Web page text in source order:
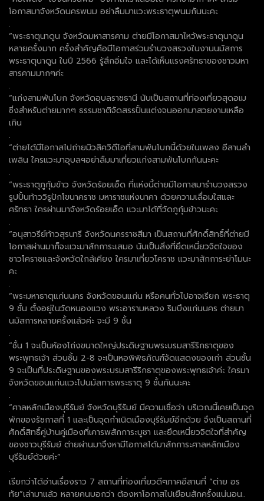
โอกาสมาจังหวัดนครพนม อย่าลืมมาแวะพระธาตุพนมกันนะคะ
.
“พระธาตุนาดูน จังหวัดมหาสารคาม ต่ายมีโอกาสมาไหว้พระธาตุนาดูน
หลายครั้งมาก ครั้งสำคัญคือมีโอกาสร่วมรำบวงสรวงในงานนมัสการ
พระธาตุนาดูน ในปี 2566 รู้สึกอิ่มใจ และได้เห็นแรงศรัทธาของชาวมหา
สารคามมากๆค่ะ
.
“แก่งสามพันโบก จังหวัดอุบลราชธานี นับเป็นสถานที่ท่องเที่ยวสุดอเม
ซิ่งสำหรับต่ายมากๆ ธรรมชาติจัดสรรปั้นแต่งจนออกมาสวยงามเหลือ
เกิน
.
“ต่ายได้มีโอกาสไปถ่ายมิวสิควิดีโอที่สามพันโบกนี้ด้วยในเพลง อีสานลำ
เพลิน ใครแวะมาอุบลฯอย่าลืมมาเที่ยวแก่งสามพันโบกกันนะคะ
.
“พระธาตุภูกุ้มข้าว จังหวัดร้อยเอ็ด ที่แห่งนี้ต่ายมีโอกาสมารำบวงสรวง
รูปปั้นท้าววิรูปักโขนาคราช มหาราชแห่งนาคา ด้วยความเลื่อมใสและ
ศรัทธา ใครผ่านมาจังหวัดร้อยเอ็ด แวะมาได้ที่วัดภูกุ้มข้าวนะคะ
.
“อนุสาวรีย์ท้าวสุรนารี จังหวัดนครราชสีมา เป็นสถานที่ศักดิ์สิทธิ์ที่ต่ายมี
โอกาสผ่านมาก็จะแวะมาสักการะเสมอ นับเป็นสิ่งที่ยึดเหนี่ยวจิตใจของ
ชาวโคราชและจังหวัดใกล้เคียง ใครมาเที่ยวโคราช แวะมาสักการะย่าโมนะ
คะ
.
“พระมหาธาตุแก่นนคร จังหวัดขอนแก่น หรือคนทั่วไปอาจเรียก พระธาตุ
9 ชั้น ตั้งอยู่ในวัดหนองแวง พระอารามหลวง ริมบึงแก่นนคร ต่ายมา
นมัสการหลายครั้งแล้วค่ะ จะมี 9 ชั้น
.
“ชั้น 1 จะเป็นห้องโถ่งขนาดใหญ่ประดิษฐานพระบรมสารีริกธาตุของ
พระพุทธเจ้า ส่วนชั้น 2-8 จะเป็นหอพิพิธภัณฑ์จัดแสดงของเก่า ส่วนชั้น
9 จะเป็นที่ประดิษฐานของพระบรมสารีริกธาตุของพระพุทธเจ้าค่ะ ใครมา
จังหวัดขอนแก่นแวะไปนมัสการพระธาตุ 9 ชั้นกันนะคะ
.
“ศาลหลักเมืองบุรีรัมย์ จังหวัดบุรีรัมย์ มีความเชื่อว่า บริเวณนี้เคยเป็นจุด
พักของรัชกาลที่ 1 และเป็นจุดกำเนิดเมืองบุรีรัมย์อีกด้วย จึงเป็นสถานที่
ศักดิ์สิทธิ์คู่บ้านคู่เมืองที่เคารพสักการะบูชา และยึดเหนี่ยวจิตใจที่สำคัญ
ของชาวบุรีรัมย์ ต่ายผ่านมาจึงหามีโอกาสได้มาสักการะศาลหลักเมือง
บุรีรัมย์ด้วยค่ะ”
.
เรียกว่าได้อ่านเรื่องราว 7 สถานที่ท่องเที่ยวดีๆภาคอีสานที่ “ต่าย อร
ทัย”เล่ามาแล้ว หลายคนบอกว่า ต้องหาโอกาสไปเยือนสักครั้งแน่นอน..